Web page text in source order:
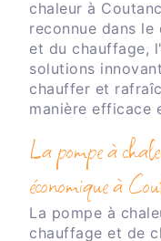
chaleur à
reconnue dans
et du chauffage,
solutions
chauffer et
manière efficace
La pompe à
économique à
La pompe à
chauffage et de